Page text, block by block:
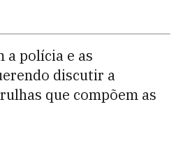
a polícia e as
discutir a
que compõem as